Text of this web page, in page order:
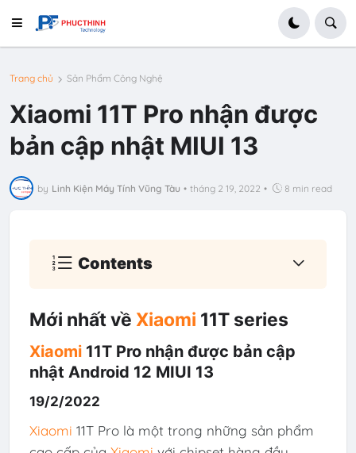
Trang chủ Sản Phẩm Công Nghệ
Xiaomi 11T Pro nhận được
bản cập nhật MIUI 13
by Linh Kiện Máy Tính Vũng Tàu • tháng 2 19, 2022 • 8 min read
Contents
Mới nhất về Xiaomi 11T series
Xiaomi11T Pro nhận được bản cập
nhật Android 12 MIUI 13
19/2/2022
Xiaomi 11T Pro là một trong những sản phẩm